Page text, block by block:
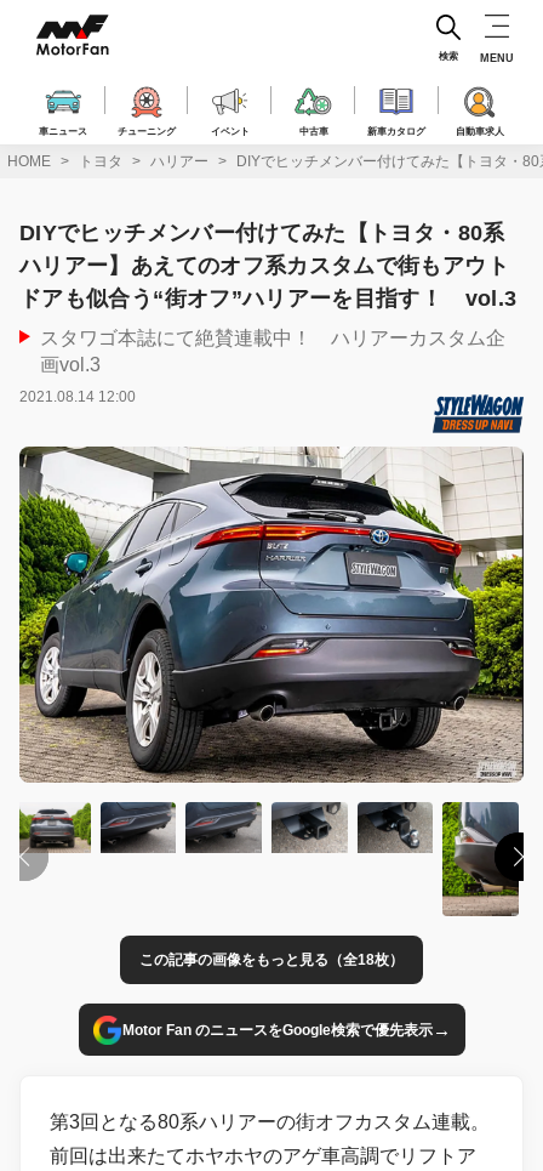
ス
車ニュース チューニング イベント 中古車 新車カタログ 自動車求人
検索 MENU
HOME トヨタ ハリアー DIYでヒッチメンバー付けてみた【トヨタ・
DIYでヒッチメンバー付けてみた【トヨタ・80系
ハリアー】あえてのオフ系カスタムで街もアウト
ドアも似合う“街オフ”ハリアーを目指す！ vol.3
スタワゴ本誌にて絶賛連載中！ ハリアーカスタム企
画vol.3
2021.08.14 12:00
この記事の画像をもっと見る（全18枚）
Motor Fan のニュースをGoogle検索で優先表示→
第3回となる80系ハリアーの街オフカスタム連載。
前回は出来たてホヤホヤのアゲ車高調でリフトア